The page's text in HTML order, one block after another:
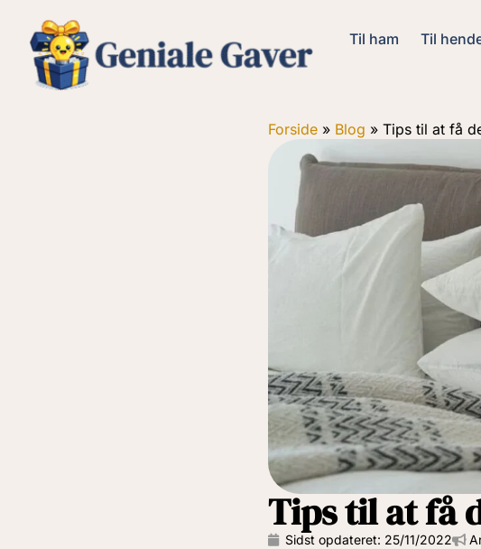
Til ham Til
Forside » Blog » Tips til at få
Tips til at få
Sidst opdateret: 25/11/2022